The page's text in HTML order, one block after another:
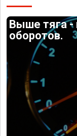
Выше тяга -
оборотов.